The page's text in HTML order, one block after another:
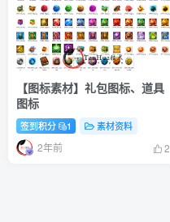
【图标素材】礼包图标、道具
图标
签到积分 1 素材资料
2年前 2